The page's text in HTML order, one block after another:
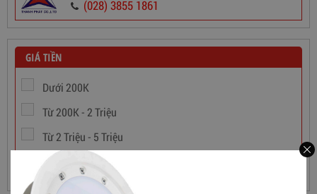
565,000đ
(028) 3855 1861
GIÁ TIỀN
Dưới 200K
Từ 200K - 2 Triệu
Từ 2 Triệu - 5 Triệu
Trên 5 Triệu